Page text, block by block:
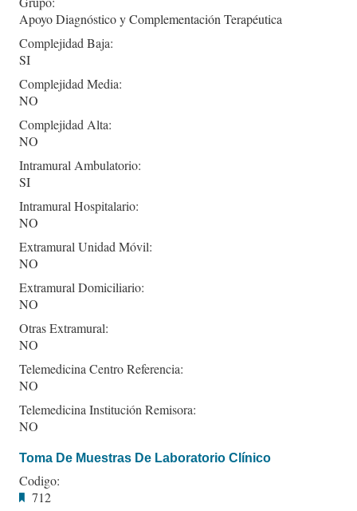
Apoyo Diagnóstico y Complementación Terapéutica
Complejidad Baja:
SI
Complejidad Media:
NO
Complejidad Alta:
NO
Intramural Ambulatorio:
SI
Intramural Hospitalario:
NO
Extramural Unidad Móvil:
NO
Extramural Domiciliario:
NO
Otras Extramural:
NO
Telemedicina Centro Referencia:
NO
Telemedicina Institución Remisora:
NO
Toma De Muestras De Laboratorio Clínico
Codigo:
712